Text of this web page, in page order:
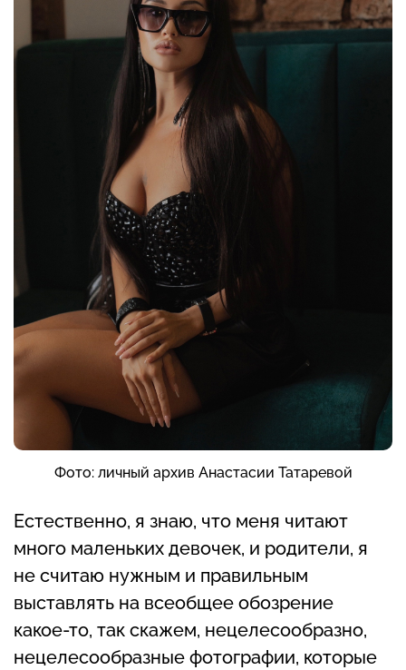
Фото: личный архив Анастасии Татаревой
Естественно, я знаю, что меня читают
много маленьких девочек, и родители, я
не считаю нужным и правильным
выставлять на всеобщее обозрение
какое-то, так скажем, нецелесообразно,
нецелесообразные фотографии, которые